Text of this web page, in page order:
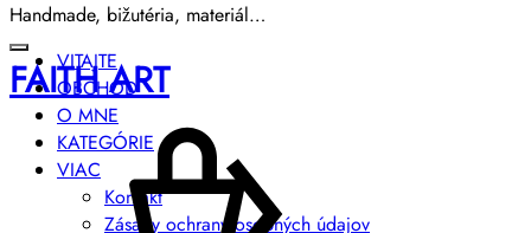
Handmade, bižutéria, materiál…
VITAJTE
OBCHOD
O MNE
KATEGÓRIE
VIAC
Kontakt
Zásady ochrany osobných údajov
FAITH ART